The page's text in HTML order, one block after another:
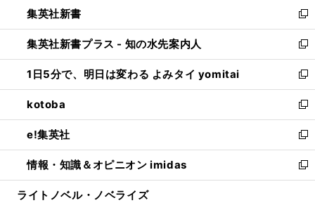
く
で
開
く
ィ
ン
ド
ウ
で
開
く
い
ウ
ィ
ン
ド
ウ
で
開
く
集英社新書
新
し
い
ウ
ィ
ン
ド
ウ
で
開
く
集英社新書プラス - 知の水先案内人
新
し
い
ウ
ィ
ン
ド
ウ
で
開
1日5分で、明日は変わる よみタイ yomitai
新
し
い
ウ
ィ
ン
ド
ウ
kotoba
新
し
い
ウ
ィ
ン
e!集英社
新
し
い
ウ
情報・知識＆オピニオン imidas
新
し
ライトノベル・ノベライズ